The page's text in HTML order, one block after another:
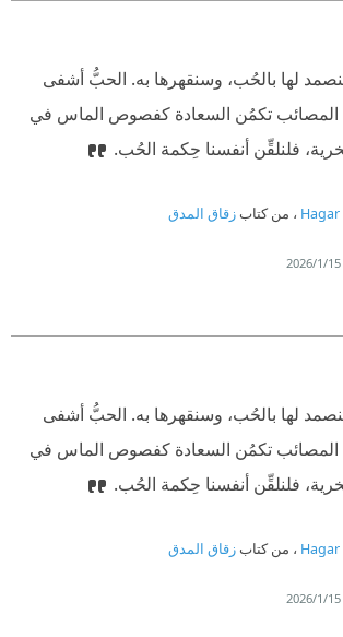
لها بالحُب، وسنقهرها به. الحبُّ أشفى
تكمُن السعادة كفصوص الماس في
فلنلقِّن أنفسنا حِكمة الحُب.
، من كتابزقاق المدق
15‏/1‏/2026
لها بالحُب، وسنقهرها به. الحبُّ أشفى
تكمُن السعادة كفصوص الماس في
فلنلقِّن أنفسنا حِكمة الحُب.
، من كتابزقاق المدق
15‏/1‏/2026